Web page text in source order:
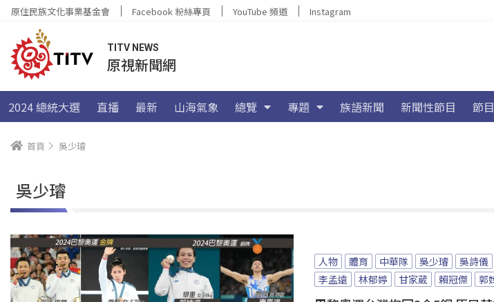
原住民族文化事業基金會 Facebook 粉絲專頁 YouTube 頻道 Instagram
TITV NEWS
原視新聞網
2024 總統大選 直播 最新 山海氣象 總覽 專題 族語新聞 新聞性節目 節
首頁 吳少璿
吳少璿
人物 體育 中華隊 吳少璿 吳詩儀
李孟遠
林郁婷 甘家葳 賴冠傑 郭